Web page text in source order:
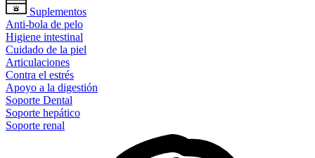
Suplementos
Anti-bola de pelo
Higiene intestinal
Cuidado de la piel
Articulaciones
Contra el estrés
Apoyo a la digestión
Soporte Dental
Soporte hepático
Soporte renal